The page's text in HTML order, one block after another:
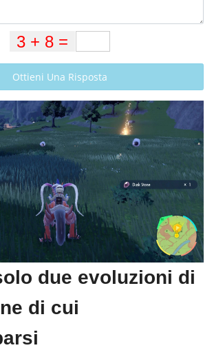
Ottieni Una Risposta
due evoluzioni di
di cui